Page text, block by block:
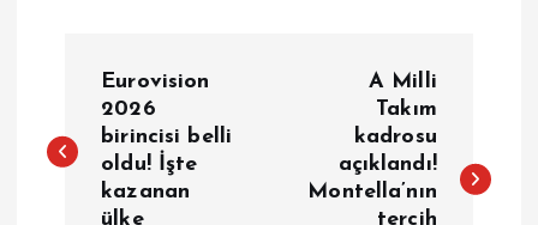
z
Eurovision
2026
birincisi belli
oldu! İşte
kazanan
ülke
A Milli
Takım
kadrosu
açıklandı!
Montella’nın
tercih